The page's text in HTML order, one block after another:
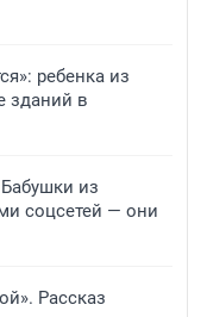
ребенка из
зданий в
из
соцсетей — они
Рассказ